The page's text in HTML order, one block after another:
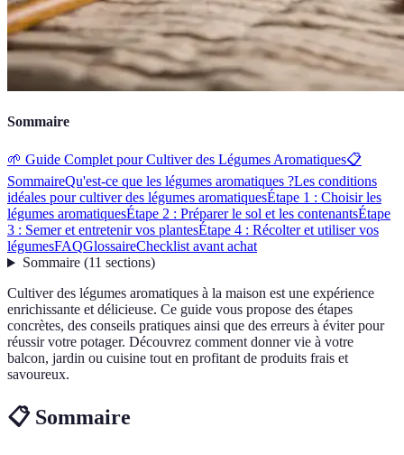
Sommaire
🌱 Guide Complet pour Cultiver des Légumes Aromatiques📋
SommaireQu'est-ce que les légumes aromatiques ?Les conditions
idéales pour cultiver des légumes aromatiquesÉtape 1 : Choisir les
légumes aromatiquesÉtape 2 : Préparer le sol et les contenantsÉtape
3 : Semer et entretenir vos plantesÉtape 4 : Récolter et utiliser vos
légumesFAQGlossaireChecklist avant achat
Sommaire(11 sections)
Cultiver des légumes aromatiques à la maison est une expérience
enrichissante et délicieuse. Ce guide vous propose des étapes
concrètes, des conseils pratiques ainsi que des erreurs à éviter pour
réussir votre potager. Découvrez comment donner vie à votre
balcon, jardin ou cuisine tout en profitant de produits frais et
savoureux.
📋 Sommaire